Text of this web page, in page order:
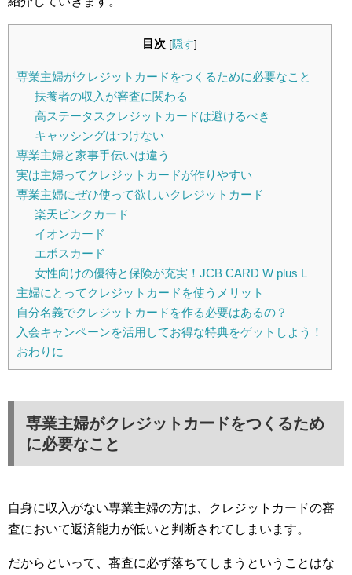
目次 [隠す]
専業主婦がクレジットカードをつくるために必要なこと
扶養者の収入が審査に関わる
高ステータスクレジットカードは避けるべき
キャッシングはつけない
専業主婦と家事手伝いは違う
実は主婦ってクレジットカードが作りやすい
専業主婦にぜひ使って欲しいクレジットカード
楽天ピンクカード
イオンカード
エポスカード
女性向けの優待と保険が充実！JCB CARD W plus L
主婦にとってクレジットカードを使うメリット
自分名義でクレジットカードを作る必要はあるの？
入会キャンペーンを活用してお得な特典をゲットしよう！
おわりに
専業主婦がクレジットカードをつくるため
に必要なこと
自身に収入がない専業主婦の方は、クレジットカードの審
査において返済能力が低いと判断されてしまいます。
だからといって、審査に必ず落ちてしまうということはな